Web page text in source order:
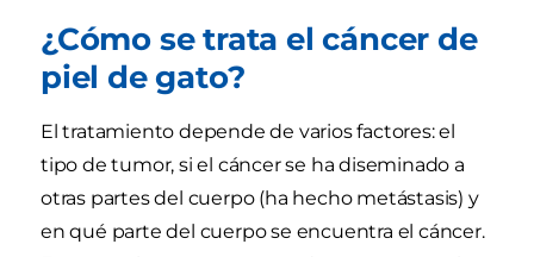
¿Cómo se trata el cáncer de
piel de gato?
El tratamiento depende de varios factores: el
tipo de tumor, si el cáncer se ha diseminado a
otras partes del cuerpo (ha hecho metástasis) y
en qué parte del cuerpo se encuentra el cáncer.